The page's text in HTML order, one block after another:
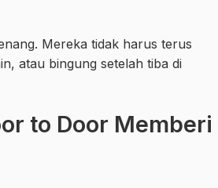
Mereka tidak harus terus
atau bingung setelah tiba di
to Door Memberi